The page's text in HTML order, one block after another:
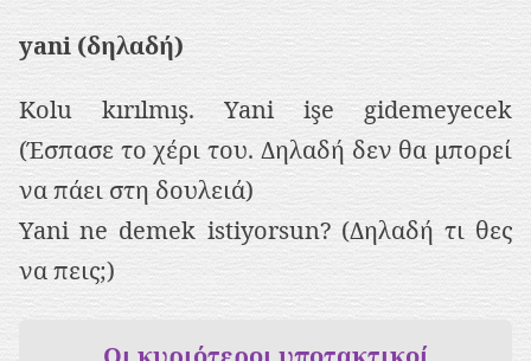
yani (δηλαδή)
Kolu kırılmış. Yani işe gidemeyecek
(Έσπασε το χέρι του. Δηλαδή δεν θα μπορεί
να πάει στη δουλειά)
Yani ne demek istiyorsun? (Δηλαδή τι θες
να πεις;)